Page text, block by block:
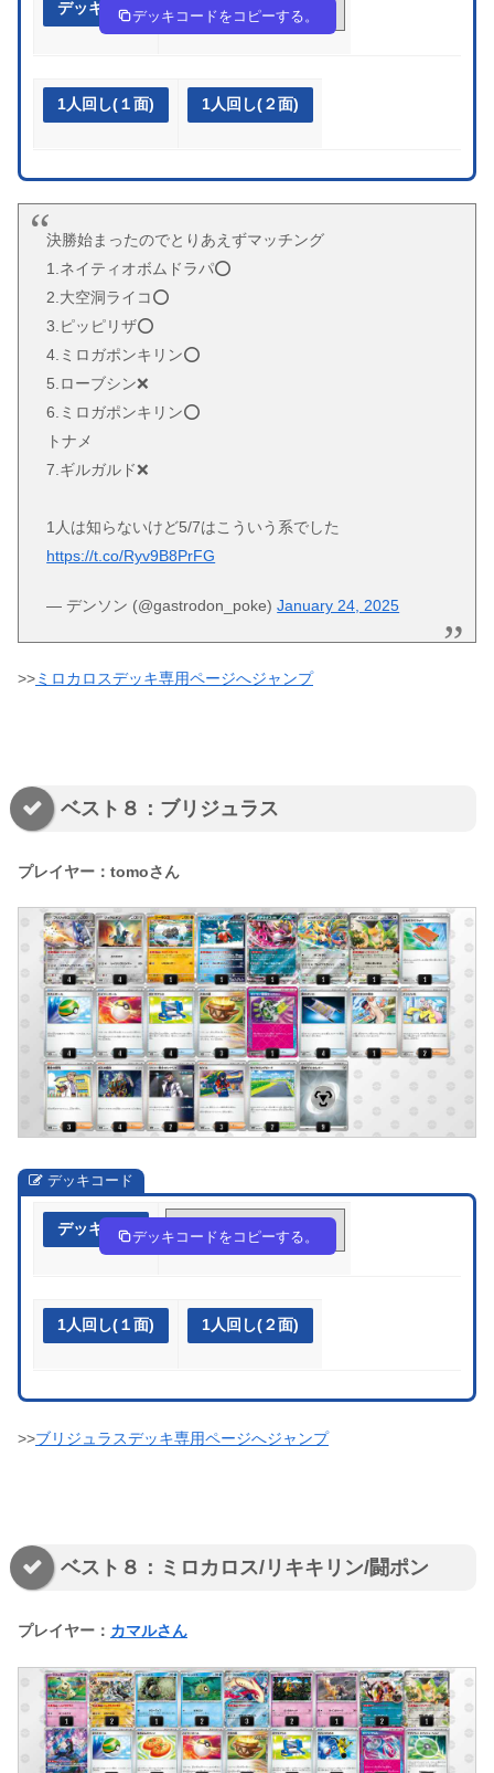
デッキ作成 c8Ycx8-dzrfBc-cxcYx4
デッキコードをコピーする。
1人回し(１面) 1人回し(２面)
決勝始まったのでとりあえずマッチング
1.ネイティオボムドラパ⭕️
2.大空洞ライコ⭕️
3.ピッピリザ⭕️
4.ミロガポンキリン⭕️
5.ローブシン❌
6.ミロガポンキリン⭕️
トナメ
7.ギルガルド❌
1人は知らないけど5/7はこういう系でした
https://t.co/Ryv9B8PrFG
— デンソン (@gastrodon_poke)January 24, 2025
>>ミロカロスデッキ専用ページへジャンプ
ベスト８：ブリジュラス
プレイヤー：tomoさん
デッキコード
デッキ作成 XpMpUy-HmMcFr-SpySy2
デッキコードをコピーする。
1人回し(１面) 1人回し(２面)
>>ブリジュラスデッキ専用ページへジャンプ
ベスト８：ミロカロス/リキキリン/闘ポン
プレイヤー： カマルさん